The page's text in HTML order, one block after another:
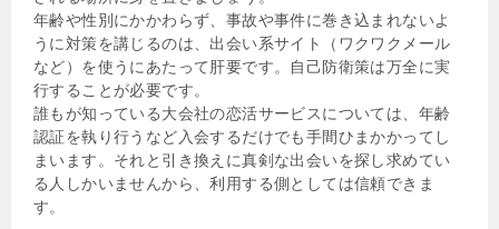
年齢や性別にかかわらず、事故や事件に巻き込まれないよ
うに対策を講じるのは、出会い系サイト（ワクワクメール
など）を使うにあたって肝要です。自己防衛策は万全に実
行することが必要です。
誰もが知っている大会社の恋活サービスについては、年齢
認証を執り行うなど入会するだけでも手間ひまかかってし
まいます。それと引き換えに真剣な出会いを探し求めてい
る人しかいませんから、利用する側としては信頼できま
す。